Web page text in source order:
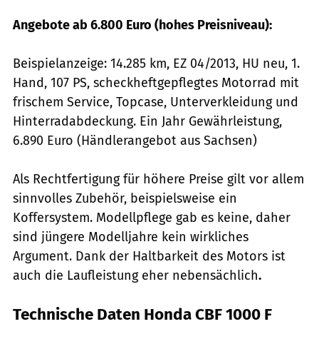
Angebote ab 6.800 Euro (hohes Preisniveau):
Beispielanzeige: 14.285 km, EZ 04/2013, HU neu, 1.
Hand, 107 PS, scheckheftgepflegtes Motorrad mit
frischem Service, Topcase, Unterverkleidung und
Hinterradabdeckung. Ein Jahr Gewährleis­tung,
6.890 Euro (Händlerangebot aus Sachsen)
Als Rechtfertigung für höhere Preise gilt vor allem
sinnvolles Zubehör, beispielsweise ein
Koffersystem. Modellpflege gab es keine, daher
sind jüngere Modelljahre kein wirkliches
Argument. Dank der Haltbarkeit des Motors ist
auch die Laufleistung eher nebensächlich.
Technische Daten Honda CBF 1000 F